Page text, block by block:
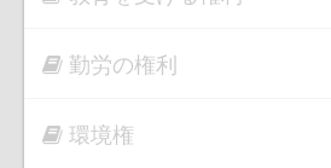
勤労の権利
環境権